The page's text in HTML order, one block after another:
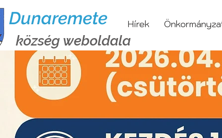
Dunaremete Hírek
község weboldala